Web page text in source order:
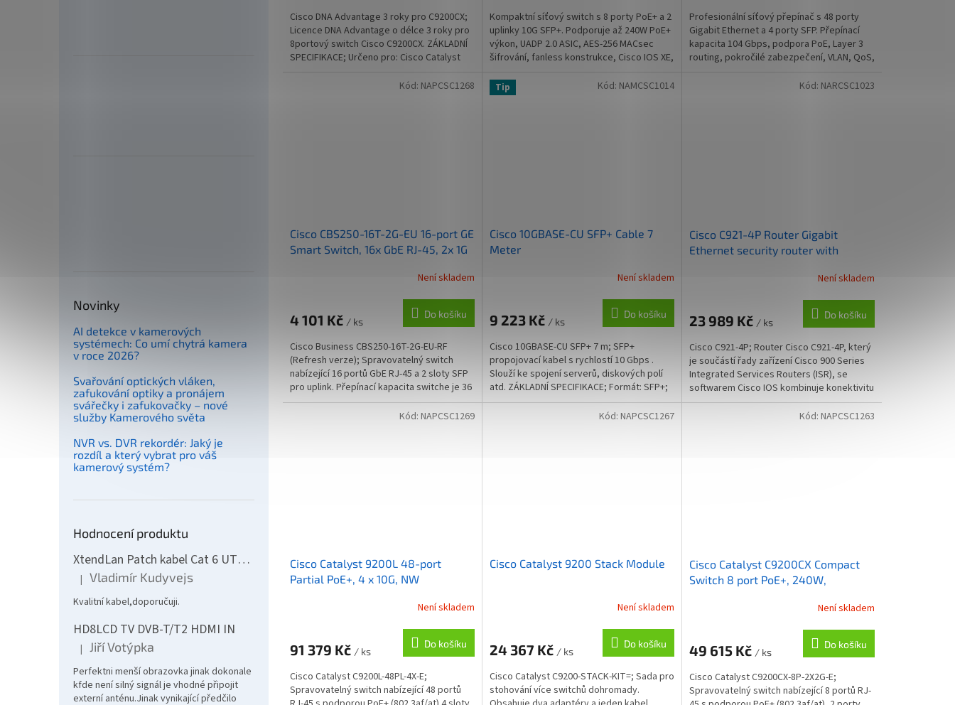
Novinky
AI detekce v kamerových
systémech: Co umí chytrá kamera
v roce 2026?
Svařování optických vláken,
zafukování optiky a pronájem
svářečky i zafukovačky – nové
služby Kamerového světa
NVR vs. DVR rekordér: Jaký je
rozdíl a který vybrat pro váš
kamerový systém?
Hodnocení produktu
XtendLan Patch kabel Cat 6 UTP 10m - šedý
Hodnocení produktu je 5 z 5 hvězdiček.
| Vladimír Kudyvejs
Kvalitní kabel,doporučuji.
HD8LCD TV DVB-T/T2 HDMI IN
Hodnocení produktu je 5 z 5 hvězdiček.
| Jiří Votýpka
Perfektni menší obrazovka jinak dokonale
kfde není silný signál je vhodné připojit
externí anténu.Jinak vynikající předčilo
Cisco DNA Advantage 3 roky pro C9200CX;
Licence DNA Advantage o délce 3 roky pro
8portový switch Cisco C9200CX. ZÁKLADNÍ
SPECIFIKACE; Určeno pro: Cisco Catalyst
Kompaktní síťový switch s 8 porty PoE+ a 2
uplinky 10G SFP+. Podporuje až 240W PoE+
výkon, UADP 2.0 ASIC, AES-256 MACsec
šifrování, fanless konstrukce, Cisco IOS XE,
Profesionální síťový přepínač s 48 porty
Gigabit Ethernet a 4 porty SFP. Přepínací
kapacita 104 Gbps, podpora PoE, Layer 3
routing, pokročilé zabezpečení, VLAN, QoS,
Cisco CBS250-16T-2G-EU 16-port GE
Smart Switch, 16x GbE RJ-45, 2x 1G
Není skladem
4 101 Kč / ks
Do košíku
Cisco Business CBS250-16T-2G-EU-RF
(Refresh verze); Spravovatelný switch
nabízející 16 portů GbE RJ-45 a 2 sloty SFP
pro uplink. Přepínací kapacita switche je 36
Gbps a rychlost...
Kód: NAPCSC1268 Tip
Cisco 10GBASE-CU SFP+ Cable 7
Meter
Není skladem
9 223 Kč / ks
Do košíku
Cisco 10GBASE-CU SFP+ 7 m; SFP+
propojovací kabel s rychlostí 10 Gbps .
Slouží ke spojení serverů, diskových polí
atd. ZÁKLADNÍ SPECIFIKACE; Formát: SFP+;
Rychlost: 10 Gbps;...
Kód: NAMCSC1014
Cisco C921-4P Router Gigabit
Ethernet security router with
Není skladem
23 989 Kč / ks
Do košíku
Cisco C921-4P; Router Cisco C921-4P, který
je součástí řady zařízení Cisco 900 Series
Integrated Services Routers (ISR), se
softwarem Cisco IOS kombinuje konektivitu
WAN a...
Kód: NARCSC1023
Cisco Catalyst 9200L 48-port
Partial PoE+, 4 x 10G, NW
Není skladem
91 379 Kč / ks
Do košíku
Cisco Catalyst C9200L-48PL-4X-E;
Spravovatelný switch nabízející 48 portů
Kód: NAPCSC1269
Cisco Catalyst 9200 Stack Module
Není skladem
24 367 Kč / ks
Do košíku
Cisco Catalyst C9200-STACK-KIT=; Sada pro
stohování více switchů dohromady.
Kód: NAPCSC1267
Cisco Catalyst C9200CX Compact
Switch 8 port PoE+, 240W,
Není skladem
49 615 Kč / ks
Do košíku
Cisco Catalyst C9200CX-8P-2X2G-E;
Spravovatelný switch nabízející 8 portů RJ-
Kód: NAPCSC1263